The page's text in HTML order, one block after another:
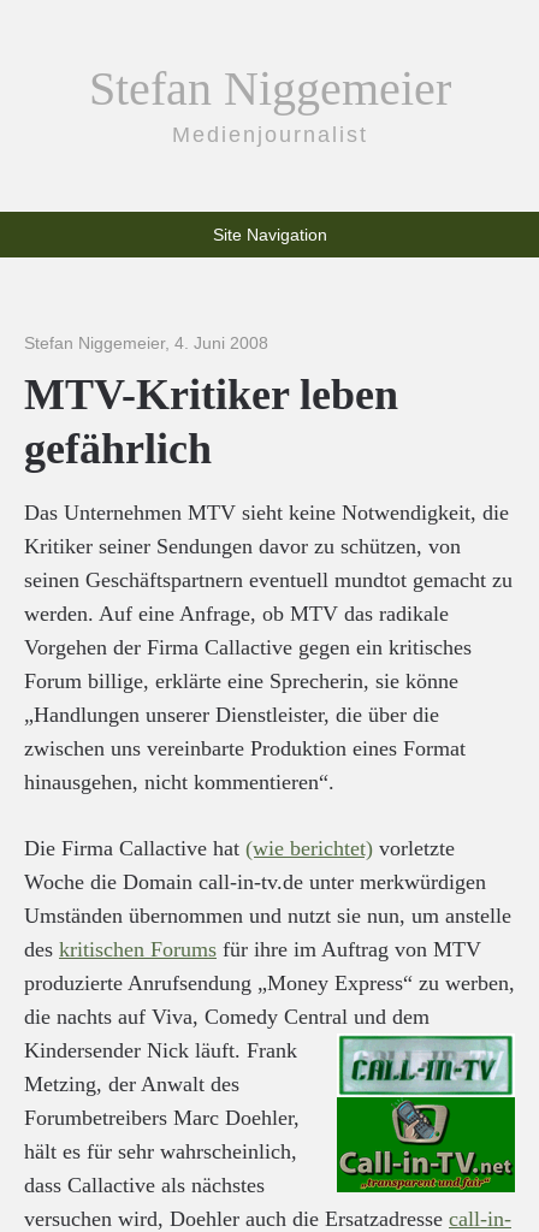
Stefan Niggemeier
Medienjournalist
Site Navigation
Stefan Niggemeier, 4. Juni 2008
MTV-Kritiker leben
gefährlich
Das Unternehmen MTV sieht keine Notwendigkeit, die
Kritiker seiner Sendungen davor zu schützen, von
seinen Geschäftspartnern eventuell mundtot gemacht zu
werden. Auf eine Anfrage, ob MTV das radikale
Vorgehen der Firma Callactive gegen ein kritisches
Forum billige, erklärte eine Sprecherin, sie könne
„Handlungen unserer Dienstleister, die über die
zwischen uns vereinbarte Produktion eines Format
hinausgehen, nicht kommentieren“.
Die Firma Callactive hat (wie berichtet) vorletzte
Woche die Domain call-in-tv.de unter merkwürdigen
Umständen übernommen und nutzt sie nun, um anstelle
des kritischen Forums für ihre im Auftrag von MTV
produzierte Anrufsendung „Money Express“ zu werben,
die nachts auf Viva, Comedy Central und dem
Kindersender Nick läuft. Frank
Metzing, der Anwalt des
Forumbetreibers Marc Doehler,
hält es für sehr wahrscheinlich,
dass Callactive als nächstes
versuchen wird, Doehler auch die Ersatzadresse call-in-